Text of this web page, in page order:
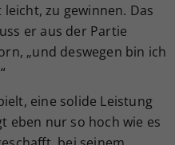
zu gewinnen. Das
er aus der Partie
„und deswegen bin ich
eine solide Leistung
eben nur so hoch wie es